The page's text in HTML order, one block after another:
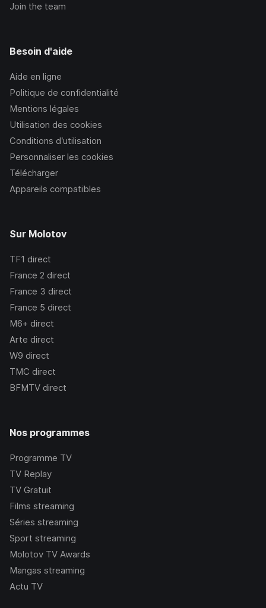
Join the team
Besoin d'aide
Aide en ligne
Politique de confidentialité
Mentions légales
Utilisation des cookies
Conditions d’utilisation
Personnaliser les cookies
Télécharger
Appareils compatibles
Sur Molotov
TF1 direct
France 2 direct
France 3 direct
France 5 direct
M6+ direct
Arte direct
W9 direct
TMC direct
BFMTV direct
Nos programmes
Programme TV
TV Replay
TV Gratuit
Films streaming
Séries streaming
Sport streaming
Molotov TV Awards
Mangas streaming
Actu TV